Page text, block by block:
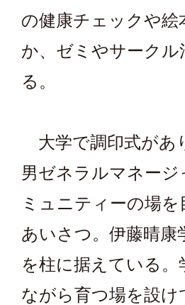
の健康チェックや
か、ゼミやサーク
る。
大学で調印式があ
男ゼネラルマネー
ミュニティーの場
あいさつ。伊藤晴康
を柱に据えている
ながら育つ場を設